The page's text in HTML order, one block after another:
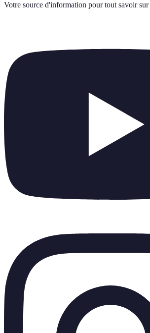
Votre source d'information pour tout savoir sur